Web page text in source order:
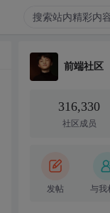
前端社区
316,330
社区成员
发帖 与我